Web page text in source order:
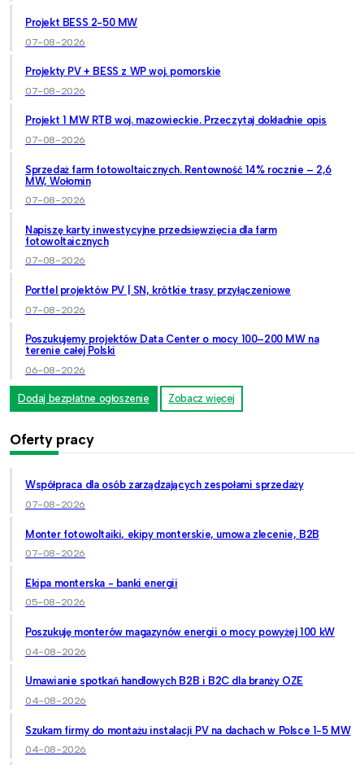
Projekt BESS 2-50 MW
07-08-2026
Projekty PV + BESS z WP woj. pomorskie
07-08-2026
Projekt 1 MW RTB woj. mazowieckie. Przeczytaj dokładnie opis
07-08-2026
Sprzedaż farm fotowoltaicznych. Rentowność 14% rocznie – 2,6
MW, Wołomin
07-08-2026
Napiszę karty inwestycyjne przedsięwzięcia dla farm
fotowoltaicznych
07-08-2026
Portfel projektów PV | SN, krótkie trasy przyłączeniowe
07-08-2026
Poszukujemy projektów Data Center o mocy 100–200 MW na
terenie całej Polski
06-08-2026
Dodaj bezpłatne ogłoszenie Zobacz więcej
Oferty pracy
Współpraca dla osób zarządzających zespołami sprzedaży
07-08-2026
Monter fotowoltaiki, ekipy monterskie, umowa zlecenie, B2B
07-08-2026
Ekipa monterska - banki energii
05-08-2026
Poszukuję monterów magazynów energii o mocy powyżej 100 kW
04-08-2026
Umawianie spotkań handlowych B2B i B2C dla branży OZE
04-08-2026
Szukam firmy do montażu instalacji PV na dachach w Polsce 1-5 MW
04-08-2026